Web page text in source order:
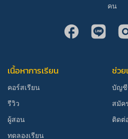
คน
เนื้อหาการเรียน
คอร์สเรียน
รีวิว
ผู้สอน
ทดลองเรียน
ช่วย
บัญชี
สมัค
ติดต่